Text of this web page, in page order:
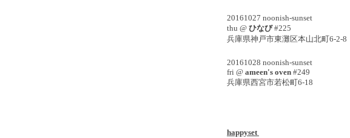
20161027 noonish-sunset
thu @ ひなび#225
兵庫県神戸市東灘区本山北町6-2-8
20161028 noonish-sunset
fri @ ameen's oven #249
兵庫県西宮市若松町6-18
happyset